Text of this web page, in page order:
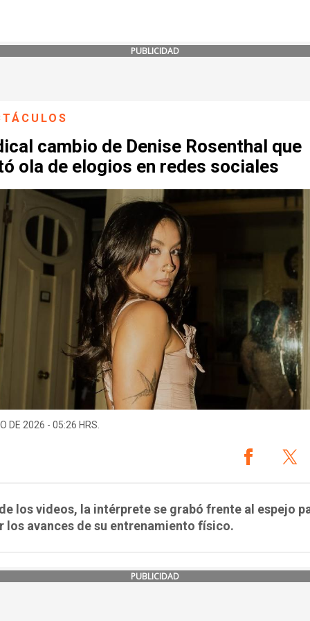
PUBLICIDAD
cambio de Denise Rosenthal que
ola de elogios en redes sociales
DE 2026 - 05:26 HRS.
los videos, la intérprete se grabó frente al espejo
los avances de su entrenamiento físico.
PUBLICIDAD